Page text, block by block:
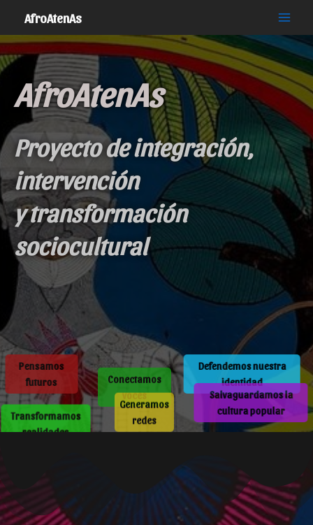
contenido
AfroAtenAs
Main
Menu
AfroAtenAs
Proyecto de integración,
intervención
y transformación
sociocultural
Pensamos
futuros
Conectamos
voces
Defendemos nuestra
identidad
Transformamos
realidades
Generamos
Salvaguardamos la
cultura popular